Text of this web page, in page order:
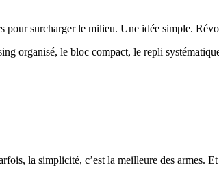
surcharger le milieu. Une idée simple.
organisé, le bloc compact, le repli
la simplicité, c’est la meilleure des armes.